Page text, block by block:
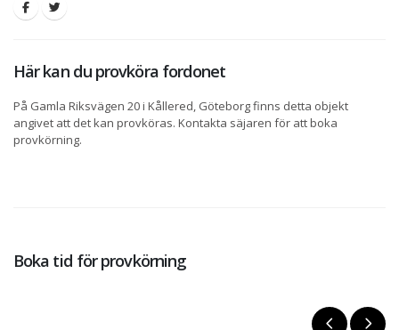
Här kan du provköra fordonet
På Gamla Riksvägen 20 i Kållered, Göteborg finns detta objekt
angivet att det kan provköras. Kontakta säjaren för att boka
provkörning.
Boka tid för provkörning